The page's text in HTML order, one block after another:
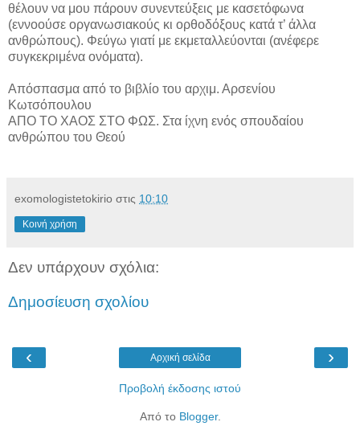
θέλουν να μου πάρουν συνεντεύξεις με κασετόφωνα
(εννοούσε οργανωσιακούς κι ορθοδόξους κατά τ’ άλλα
ανθρώπους). Φεύγω γιατί με εκμεταλλεύονται (ανέφερε
συγκεκριμένα ονόματα).
Απόσπασμα από το βιβλίο του αρχιμ. Αρσενίου
Κωτσόπουλου
ΑΠΟ ΤΟ ΧΑΟΣ ΣΤΟ ΦΩΣ. Στα ίχνη ενός σπουδαίου
ανθρώπου του Θεού
exomologistetokirio στις 10:10
Κοινή χρήση
Δεν υπάρχουν σχόλια:
Δημοσίευση σχολίου
‹ ›
Αρχική σελίδα
Προβολή έκδοσης ιστού
Από το Blogger.